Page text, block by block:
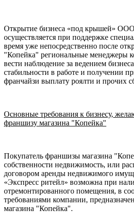
Открытие бизнеса «под крышей»
осуществляется при поддержке
время уже непосредственно после
"Копейка" региональные менеджеры
вести наблюдение за ведением
стабильности в работе и получении
франчайзи выплату роялти и прочих
Основные требования к бизнесу,
франшизу магазина "Копейка"
Покупатель франшизы магазина
собственности недвижимость, или
договором аренды недвижимого
«Экспресс ритейл» возможна при
отремонтированного помещения, в
требованиями компании,
магазина "Копейка".